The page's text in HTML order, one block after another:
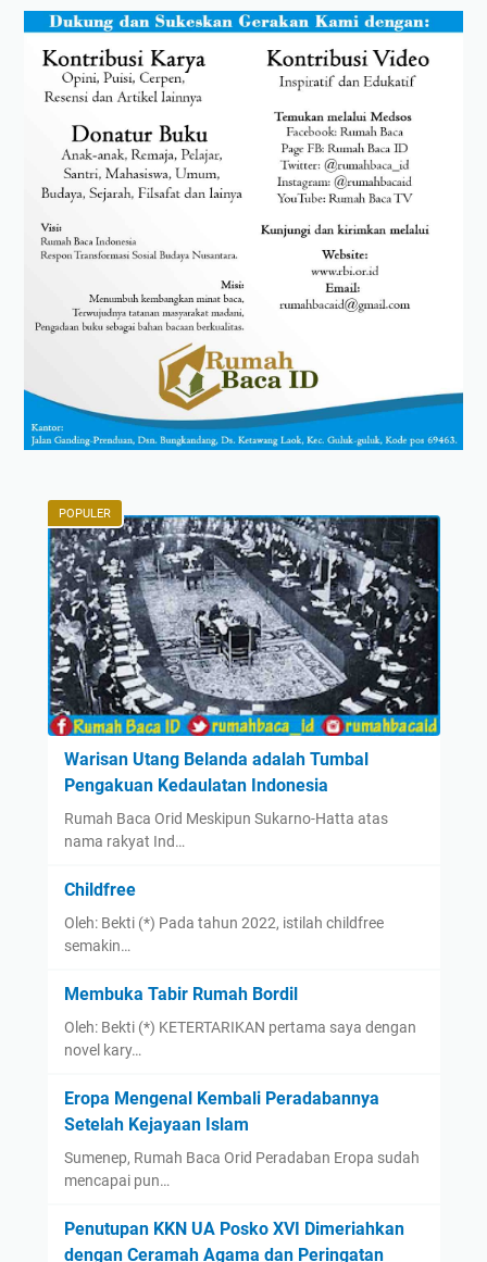
POPULER
Warisan Utang Belanda adalah Tumbal
Pengakuan Kedaulatan Indonesia
Rumah Baca Orid Meskipun Sukarno-Hatta atas
nama rakyat Ind…
Childfree
Oleh: Bekti (*) Pada tahun 2022, istilah childfree
semakin…
Membuka Tabir Rumah Bordil
Oleh: Bekti (*) KETERTARIKAN pertama saya dengan
novel kary…
Eropa Mengenal Kembali Peradabannya
Setelah Kejayaan Islam
Sumenep, Rumah Baca Orid Peradaban Eropa sudah
mencapai pun…
Penutupan KKN UA Posko XVI Dimeriahkan
dengan Ceramah Agama dan Peringatan